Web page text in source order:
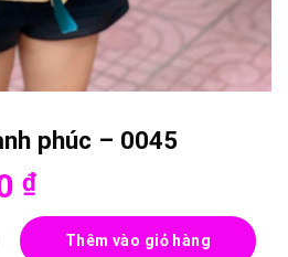
phúc – 0045
₫
- 0045 số lượng
Thêm vào giỏ hàng